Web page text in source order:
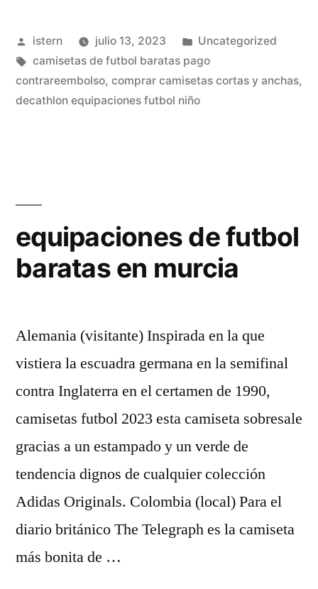
tienda»
Publicado
por
istern julio 13, 2023
Publicado
en
Uncategorized
Etiquetas:
camisetas de futbol baratas pago
contrareembolso, comprar camisetas cortas y anchas,
decathlon equipaciones futbol niño
equipaciones de futbol
baratas en murcia
Alemania (visitante) Inspirada en la que
vistiera la escuadra germana en la semifinal
contra Inglaterra en el certamen de 1990,
camisetas futbol 2023 esta camiseta sobresale
gracias a un estampado y un verde de
tendencia dignos de cualquier colección
Adidas Originals. Colombia (local) Para el
diario británico The Telegraph es la camiseta
más bonita de …